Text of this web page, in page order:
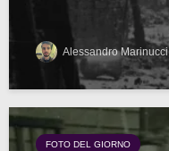
Alessandro Marinucci
FOTO DEL GIORNO